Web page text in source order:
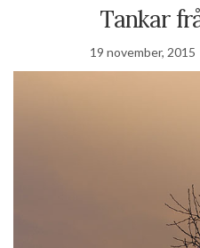
Tankar
19 november, 2015